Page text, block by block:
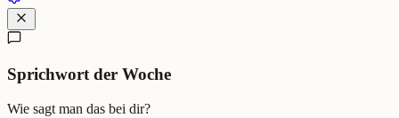
Sprichwort der Woche
Wie sagt man das bei dir?